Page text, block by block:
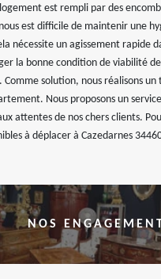
est rempli par des
est difficile de maintenir une
nécessite un agissement rapide
la bonne condition de viabilité
Comme solution, nous réalisons
Nous proposons un
attentes de nos chers clients.
à déplacer à Cazedarnes
NOS